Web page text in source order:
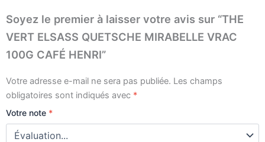
Soyez le premier à laisser votre avis sur “THE
VERT ELSASS QUETSCHE MIRABELLE VRAC
100G CAFÉ HENRI”
Votre adresse e-mail ne sera pas publiée. Les champs
obligatoires sont indiqués avec *
Votre note *